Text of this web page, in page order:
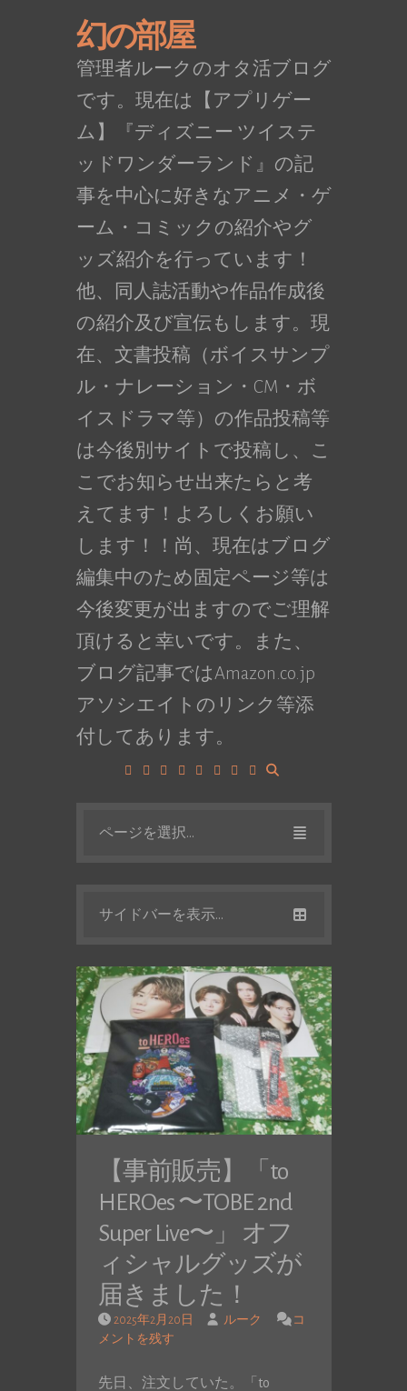
幻の部屋
管理者ルークのオタ活ブログ
です。現在は【アプリゲー
ム】『ディズニー ツイステ
ッドワンダーランド』の記
事を中心に好きなアニメ・ゲ
ーム・コミックの紹介やグ
ッズ紹介を行っています！
他、同人誌活動や作品作成後
の紹介及び宣伝もします。現
在、文書投稿（ボイスサンプ
ル・ナレーション・CM・ボ
イスドラマ等）の作品投稿等
は今後別サイトで投稿し、こ
こでお知らせ出来たらと考
えてます！よろしくお願い
します！！尚、現在はブログ
編集中のため固定ページ等は
今後変更が出ますのでご理解
頂けると幸いです。また、
ブログ記事ではAmazon.co.jp
アソシエイトのリンク等添
付してあります。
ページを選択...
サイドバーを表示...
【事前販売】「to
HEROes 〜TOBE 2nd
Super Live〜」 オフ
ィシャルグッズが
届きました！
2025年2月20日 ルーク
コ
メントを残す
先日、注文していた。「to